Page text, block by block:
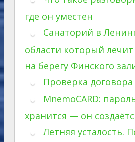
где он уместен
Санаторий в
области который
на берегу Финского
Проверка
MnemoCARD:
хранится — он
Летняя усталость.